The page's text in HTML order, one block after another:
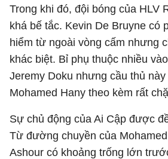
Trong khi đó, đội bóng của HLV
khá bế tắc. Kevin De Bruyne có
hiểm từ ngoài vòng cấm nhưng
khác biệt. Bỉ phụ thuộc nhiều
Jeremy Doku nhưng cầu thủ
Mohamed Hany theo kèm rất
Sự chủ động của Ai Cập được
Từ đường chuyền của
Ashour có khoảng trống lớn